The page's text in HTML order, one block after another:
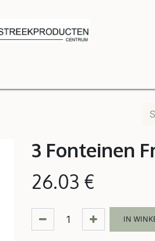
3 Fonteinen
26.03 €
IN